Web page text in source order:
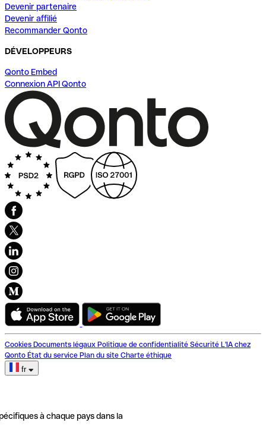
Devenir partenaire
Devenir affilié
Recommander Qonto
DÉVELOPPEURS
Qonto Embed
Connexion API Qonto
Cookies Documents légaux Politique de confidentialité Sécurité L'IA chez
Qonto État du service Plan du site Charte éthique
fr
à chaque pays dans la